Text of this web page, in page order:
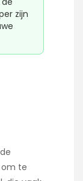
zijn
om te